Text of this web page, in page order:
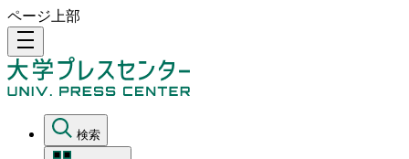
ページ上部
density_medium
検索